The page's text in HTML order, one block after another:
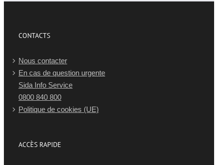
CONTACTS
Nous contacter
En cas de question urgente
Sida Info Service
0800 840 800
Politique de cookies (UE)
ACCÈS RAPIDE